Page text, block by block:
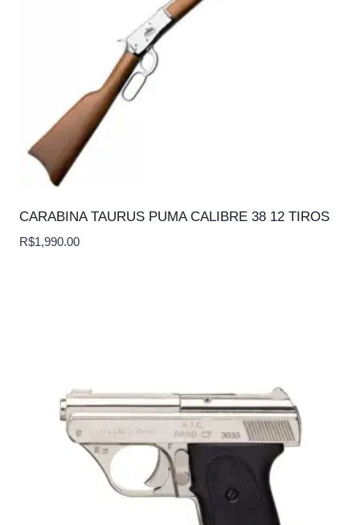
CARABINA TAURUS PUMA CALIBRE 38 12 TIROS
R$1,990.00